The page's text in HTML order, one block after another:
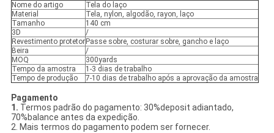
Nome do artigo
Tela do laço
Material
Tela, nylon, algodão, rayon, laço
Tamanho
140 cm
3D
/
Revestimento protetor Passe sobre, costurar sobre, gancho e laço
Beira
/
MOQ
300yards
Tempo da amostra
1-3 dias de trabalho
Tempo de produção
7-10 dias de trabalho após a aprovação da amostra
Pagamento
1. Termos padrão do pagamento: 30%deposit adiantado,
70%balance antes da expedição.
2. Mais termos do pagamento podem ser fornecer.